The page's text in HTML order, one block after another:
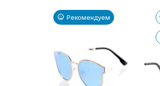
Рекомендуем